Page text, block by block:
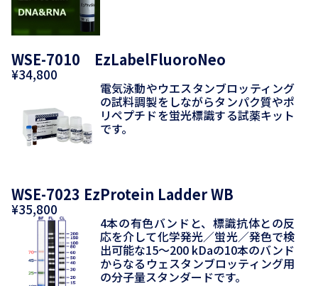
WSE-7010 EzLabelFluoroNeo
¥34,800
電気泳動やウエスタンブロッティング
の試料調製をしながらタンパク質やポ
リペプチドを蛍光標識する試薬キット
です。
WSE-7023 EzProtein Ladder WB
¥35,800
4本の有色バンドと、標識抗体との反
応を介して化学発光／蛍光／発色で検
出可能な15～200 kDaの10本のバンド
からなるウェスタンブロッティング用
の分子量スタンダードです。